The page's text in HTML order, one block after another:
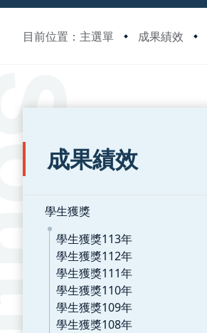
目前位置：主選單 成果績效
:::
成果績效
學生獲獎
學生獲獎113年
學生獲獎112年
學生獲獎111年
學生獲獎110年
學生獲獎109年
學生獲獎108年